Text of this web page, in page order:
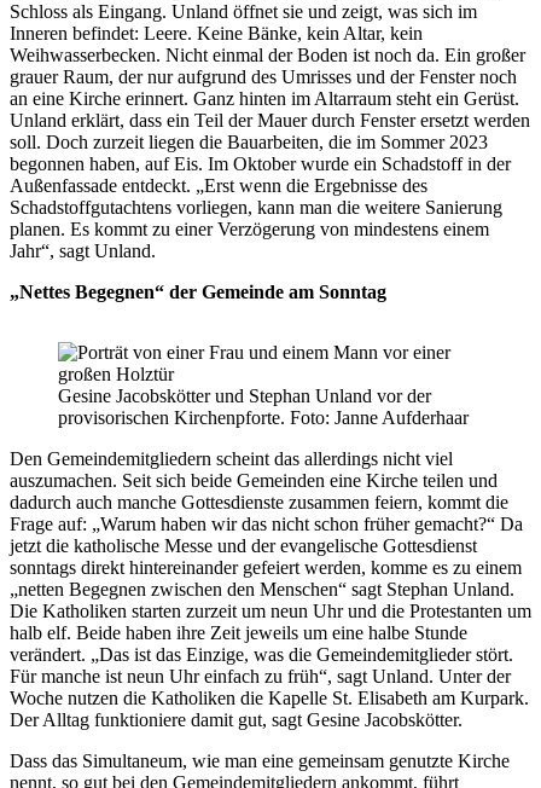
Schloss als Eingang. Unland öffnet sie und zeigt, was sich im
Inneren befindet: Leere. Keine Bänke, kein Altar, kein
Weihwasserbecken. Nicht einmal der Boden ist noch da. Ein großer
grauer Raum, der nur aufgrund des Umrisses und der Fenster noch
an eine Kirche erinnert. Ganz hinten im Altarraum steht ein Gerüst.
Unland erklärt, dass ein Teil der Mauer durch Fenster ersetzt werden
soll. Doch zurzeit liegen die Bauarbeiten, die im Sommer 2023
begonnen haben, auf Eis. Im Oktober wurde ein Schadstoff in der
Außenfassade entdeckt. „Erst wenn die Ergebnisse des
Schadstoffgutachtens vorliegen, kann man die weitere Sanierung
planen. Es kommt zu einer Verzögerung von mindestens einem
Jahr“, sagt Unland.
„Nettes Begegnen“ der Gemeinde am Sonntag
Gesine Jacobskötter und Stephan Unland vor der
provisorischen Kirchenpforte. Foto: Janne Aufderhaar
Den Gemeindemitgliedern scheint das allerdings nicht viel
auszumachen. Seit sich beide Gemeinden eine Kirche teilen und
dadurch auch manche Gottesdienste zusammen feiern, kommt die
Frage auf: „Warum haben wir das nicht schon früher gemacht?“ Da
jetzt die katholische Messe und der evangelische Gottesdienst
sonntags direkt hintereinander gefeiert werden, komme es zu einem
„netten Begegnen zwischen den Menschen“ sagt Stephan Unland.
Die Katholiken starten zurzeit um neun Uhr und die Protestanten um
halb elf. Beide haben ihre Zeit jeweils um eine halbe Stunde
verändert. „Das ist das Einzige, was die Gemeindemitglieder stört.
Für manche ist neun Uhr einfach zu früh“, sagt Unland. Unter der
Woche nutzen die Katholiken die Kapelle St. Elisabeth am Kurpark.
Der Alltag funktioniere damit gut, sagt Gesine Jacobskötter.
Dass das Simultaneum, wie man eine gemeinsam genutzte Kirche
nennt, so gut bei den Gemeindemitgliedern ankommt, führt